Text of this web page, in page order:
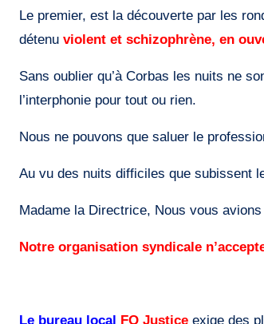
Le premier, est la découverte par les
détenu violent et schizophrène, en
Sans oublier qu’à Corbas les nuits ne
l’interphonie pour tout ou rien.
Nous ne pouvons que saluer le
Au vu des nuits difficiles que subissent
Madame la Directrice, Nous vous
Notre organisation syndicale
Le bureau local FO Justice exige des